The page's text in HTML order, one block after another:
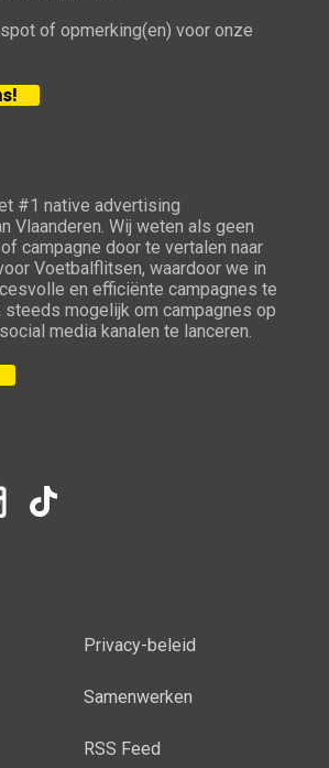
of opmerking(en) voor onze
#1 native advertising
Vlaanderen. Wij weten als geen
campagne door te vertalen naar
Voetbalflitsen, waardoor we in
en efficiënte campagnes te
steeds mogelijk om campagnes op
media kanalen te lanceren.
Privacy-beleid
Samenwerken
RSS Feed